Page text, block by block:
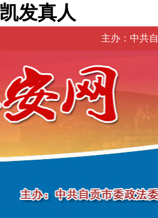
发真人
主办：中共